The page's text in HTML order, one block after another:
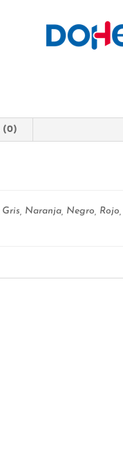
(0)
Naranja, Negro, Rojo,